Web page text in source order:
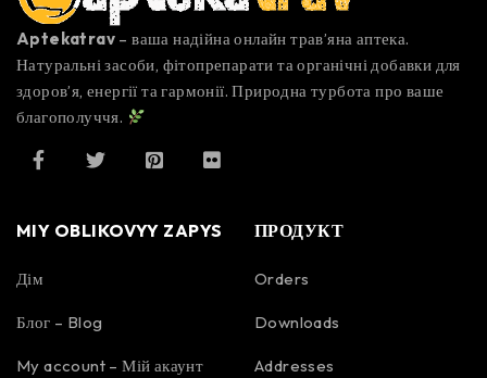
Aptekatrav – ваша надійна онлайн трав’яна аптека.
Натуральні засоби, фітопрепарати та органічні добавки для
здоров’я, енергії та гармонії. Природна турбота про ваше
благополуччя.
MIY OBLIKOVYY ZAPYS
Дім
Блог – Blog
My account – Мій акаунт
ПРОДУКТ
Orders
Downloads
Addresses